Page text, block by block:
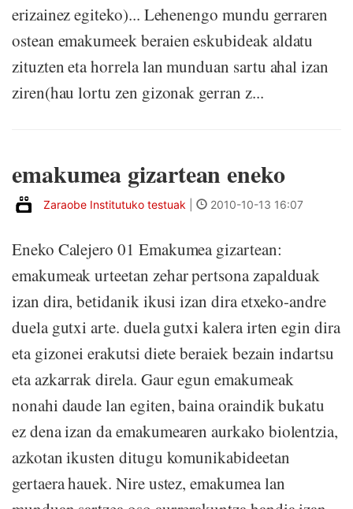
erizainez egiteko)... Lehenengo mundu gerraren
ostean emakumeek beraien eskubideak aldatu
zituzten eta horrela lan munduan sartu ahal izan
ziren(hau lortu zen gizonak gerran z...
emakumea gizartean eneko
Zaraobe Institutuko testuak 2010-10-13 16:07
Eneko Calejero 01 Emakumea gizartean:
emakumeak urteetan zehar pertsona zapalduak
izan dira, betidanik ikusi izan dira etxeko-andre
duela gutxi arte. duela gutxi kalera irten egin dira
eta gizonei erakutsi diete beraiek bezain indartsu
eta azkarrak direla. Gaur egun emakumeak
nonahi daude lan egiten, baina oraindik bukatu
ez dena izan da emakumearen aurkako biolentzia,
azkotan ikusten ditugu komunikabideetan
gertaera hauek. Nire ustez, emakumea lan